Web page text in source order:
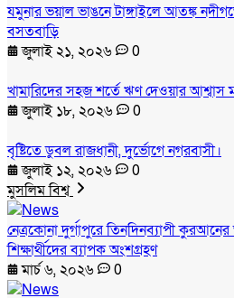
যমুনার ভয়াল ভাঙনে টাঙ্গাইলে আতঙ্ক
বসতবাড়ি
জুলাই ২১, ২০২৬
0
খামারিদের সহজ শর্তে ঋণ দেওয়ার আশ্বাস
জুলাই ১৮, ২০২৬
0
বৃষ্টিতে ডুবল রাজধানী, দুর্ভোগে নগরবাসী।
জুলাই ১২, ২০২৬
0
মুসলিম বিশ্ব
নেত্রকোনা দুর্গাপুরে তিনদিনব্যাপী
শিক্ষার্থীদের ব্যাপক অংশগ্রহণ
মার্চ ৬, ২০২৬
0